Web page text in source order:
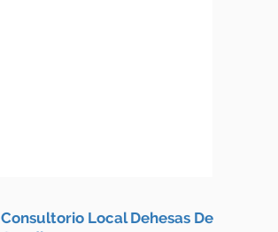
Consultorio Local Dehesas De